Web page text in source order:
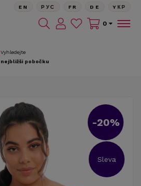
Vyhledejte
nejbližší pobočku
EN РУС FR DE YКР
0
-20%
Sleva